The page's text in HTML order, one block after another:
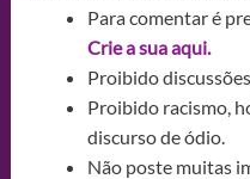
Para comentar é
Crie a sua aqui.
Proibido
Proibido racismo,
discurso de ódio.
Não poste muitas